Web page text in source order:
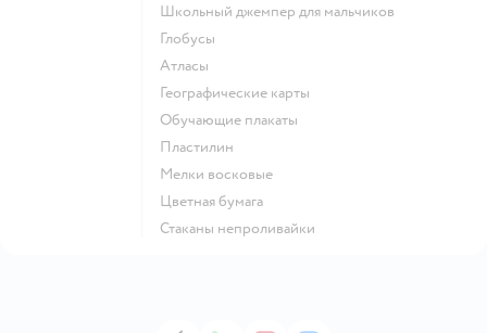
Школьный джемпер для мальчиков
Глобусы
Атласы
Географические карты
Обучающие плакаты
Пластилин
Мелки восковые
Цветная бумага
Стаканы непроливайки